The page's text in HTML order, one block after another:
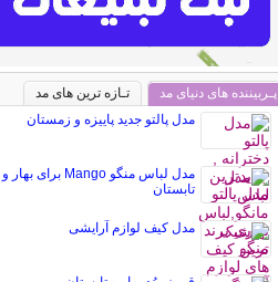
پـربیننده های دنیای مد
تـازه ترین های مد
مدل پالتو جدید پاییزه و زمستان
مدل لباس منگو Mango برای بهار و
تابستان
مدل کیف لوازم آرایشی